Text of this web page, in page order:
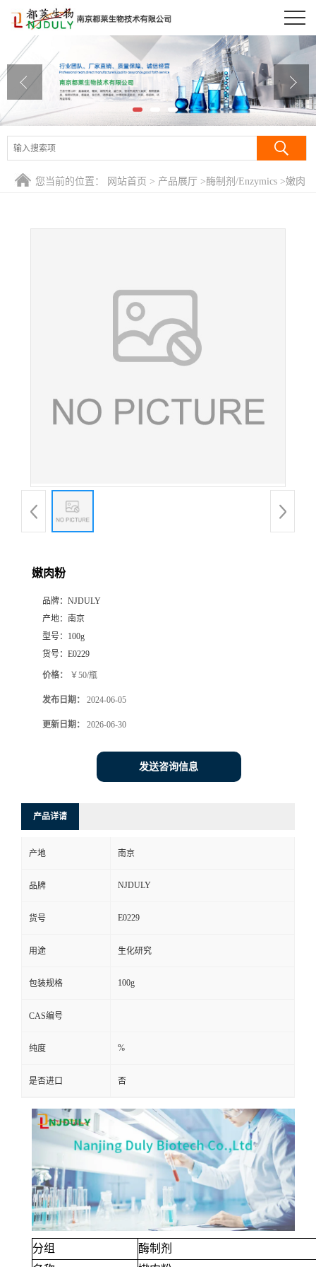
公司首页
公司介绍
公司动态
产品展厅
证书荣誉
您当前的位置： 网站首页 > 产品展厅 >酶制剂/Enzymics >嫩肉
嫩肉粉
品牌： NJDULY
产地： 南京
型号： 100g
货号： E0229
价格： ￥50/瓶
发布日期： 2024-06-05
更新日期： 2026-06-30
发送咨询信息
产品详请
产地 南京
品牌 NJDULY
货号 E0229
用途 生化研究
包装规格 100g
CAS编号
纯度 %
是否进口 否
分组
酶制剂